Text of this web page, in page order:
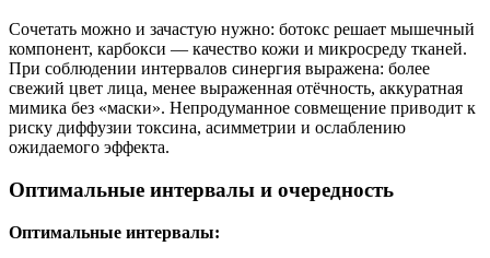
Сочетать можно и зачастую нужно: ботокс решает мышечный
компонент, карбокси — качество кожи и микросреду тканей.
При соблюдении интервалов синергия выражена: более
свежий цвет лица, менее выраженная отёчность, аккуратная
мимика без «маски». Непродуманное совмещение приводит к
риску диффузии токсина, асимметрии и ослаблению
ожидаемого эффекта.
Оптимальные интервалы и очередность
Оптимальные интервалы: